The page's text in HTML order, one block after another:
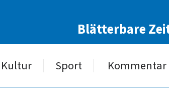
Blätterbare
Kultur Sport Kommentar